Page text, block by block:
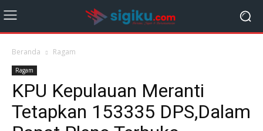
Beranda Ragam
Ragam
KPU Kepulauan Meranti
Tetapkan 153335 DPS,Dalam